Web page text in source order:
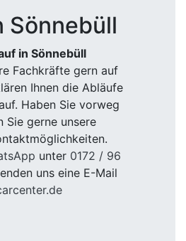
Sönnebüll
in Sönnebüll
Fachkräfte gern auf
Ihnen die Abläufe
Haben Sie vorweg
Sie gerne unsere
unter 0172 / 96
uns eine E-Mail